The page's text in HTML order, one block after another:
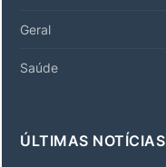
Geral
Saúde
ÚLTIMAS NOTÍCIAS